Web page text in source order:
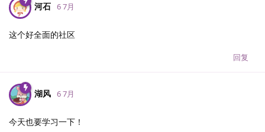
河石 6 7月
这个好全面的社区
回复
湖风 6 7月
今天也要学习一下！